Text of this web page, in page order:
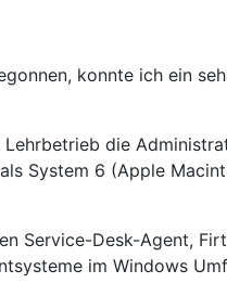
konnte ich ein
die
System 6 (Apple
Service-Desk-Agent,
im Windows